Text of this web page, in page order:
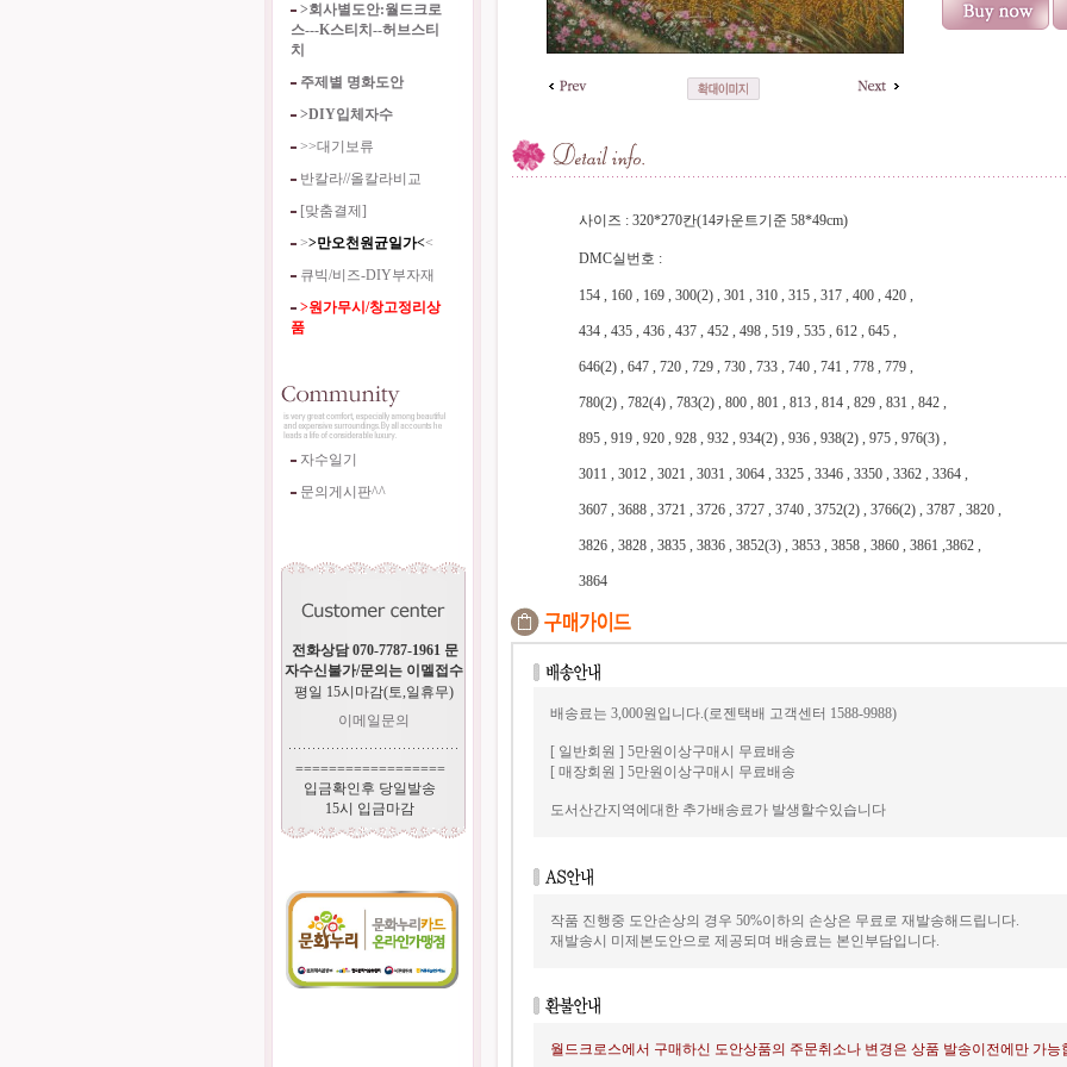
>회사별도안:월드크로
스---K스티치--허브스티
치
주제별 명화도안
>DIY입체자수
>>대기보류
반칼라//올칼라비교
[맞춤결제]
>>만오천원균일가<<
큐빅/비즈-DIY부자재
>원가무시/창고정리상
품
자수일기
문의게시판^^
전화상담 070-7787-1961 문
자수신불가/문의는 이멜접수
평일 15시마감(토,일휴무)
이메일문의
==================
입금확인후 당일발송
15시 입금마감
사이즈 : 320*270칸(14카운트기준 58*49cm)
DMC실번호 :
154 , 160 , 169 , 300(2) , 301 , 310 , 315 , 317 , 400 , 420 ,
434 , 435 , 436 , 437 , 452 , 498 , 519 , 535 , 612 , 645 ,
646(2) , 647 , 720 , 729 , 730 , 733 , 740 , 741 , 778 , 779 ,
780(2) , 782(4) , 783(2) , 800 , 801 , 813 , 814 , 829 , 831 , 842 ,
895 , 919 , 920 , 928 , 932 , 934(2) , 936 , 938(2) , 975 , 976(3) ,
3011 , 3012 , 3021 , 3031 , 3064 , 3325 , 3346 , 3350 , 3362 , 3364 ,
3607 , 3688 , 3721 , 3726 , 3727 , 3740 , 3752(2) , 3766(2) , 3787 , 3820 ,
3826 , 3828 , 3835 , 3836 , 3852(3) , 3853 , 3858 , 3860 , 3861 ,3862 ,
3864
배송료는 3,000원입니다.(로젠택배 고객센터 1588-9988)
[ 일반회원 ] 5만원이상구매시 무료배송
[ 매장회원 ] 5만원이상구매시 무료배송
도서산간지역에대한 추가배송료가 발생할수있습니다
작품 진행중 도안손상의 경우 50%이하의 손상은 무료로 재발송해드립니다.
재발송시 미제본도안으로 제공되며 배송료는 본인부담입니다.
월드크로스에서 구매하신 도안상품의 주문취소나 변경은 상품 발송이전에만 가능